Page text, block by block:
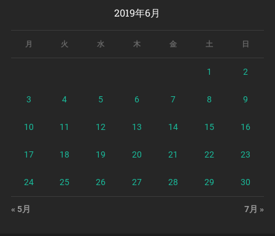
2019年6月
月 火 水 木 金 土 日
1 2
3 4 5 6 7 8 9
10 11 12 13 14 15 16
17 18 19 20 21 22 23
24 25 26 27 28 29 30
« 5月 7月 »